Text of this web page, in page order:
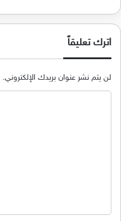
اترك تعليقاً
لن يتم نشر عنوان بريدك الإلكتروني.